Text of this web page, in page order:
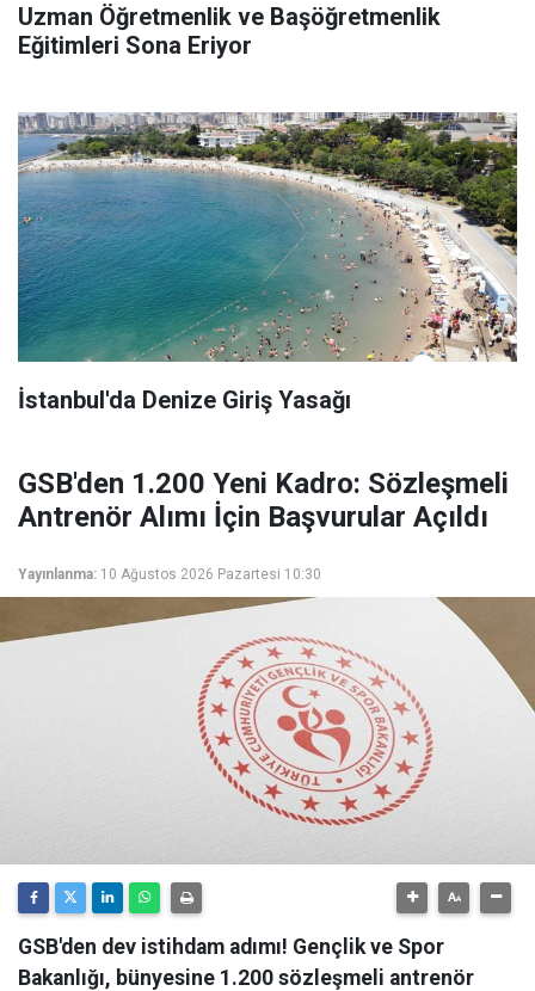
Uzman Öğretmenlik ve Başöğretmenlik
Eğitimleri Sona Eriyor
İstanbul'da Denize Giriş Yasağı
GSB'den 1.200 Yeni Kadro: Sözleşmeli
Antrenör Alımı İçin Başvurular Açıldı
Yayınlanma: 10 Ağustos 2026 Pazartesi 10:30
GSB'den dev istihdam adımı! Gençlik ve Spor
Bakanlığı, bünyesine 1.200 sözleşmeli antrenör